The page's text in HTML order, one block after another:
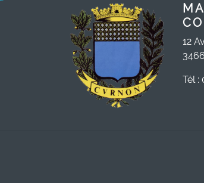
12
Tél :